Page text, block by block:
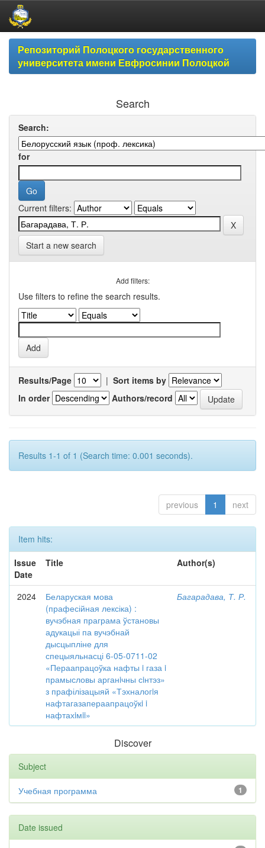
Skip
navigationРепозиторий Полоцкого государственного
университета имени Евфросинии Полоцкой
Search
Search:
for
Current filters:
Start a new search
Add filters:
Use filters to refine the search results.
Results/Page | Sort items by
In order
Authors/record
Results 1-1 of 1 (Search time: 0.001 seconds).
previous 1 next
Item hits:
Issue
Date
Title Author(s)
2024
Беларуская мова
(прафесійная лексіка) :
вучэбная праграма ўстановы
адукацыі па вучэбнай
дысцыпліне для
спецыяльнасці 6-05-0711-02
«Пераапрацоўка нафты i газа i
прамысловы арганiчны сiнтэз»
з прафілізацыяй «Тэхналогiя
нафтагазапераапрацоўкi i
нафтахiмii»
Багарадава, Т. Р.
Discover
Subject
1
Учебная программа
Date issued